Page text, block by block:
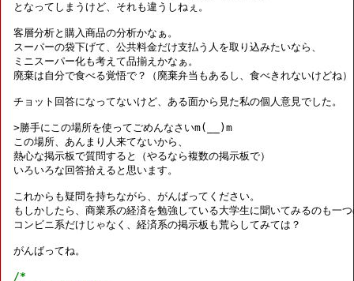
となってしまうけど、それも違うしねぇ。
客層分析と購入商品の分析かなぁ。
スーパーの袋下げて、公共料金だけ支払う人を取り込みたいなら、
ミニスーパー化も考えて品揃えかなぁ。
廃棄は自分で食べる覚悟で？（廃棄弁当もあるし、食べきれないけどね）
チョット回答になってないけど、ある面から見た私の個人意見でした。
>勝手にこの場所を使ってごめんなさいm(__)m
この場所、あんまり人来てないから、
熱心な掲示板で質問すると（やるなら複数の掲示板で）
いろいろな回答拾えると思います。
これからも疑問を持ちながら、がんばってください。
もしかしたら、商業系の経済を勉強している大学生に聞いてみるのも一
コンビニ系だけじゃなく、経済系の掲示板も荒らしてみては？
がんばってね。
/*